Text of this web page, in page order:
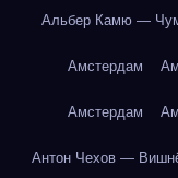
Альбер Камю —
Амстердам
Амстердам
Антон Чехов —